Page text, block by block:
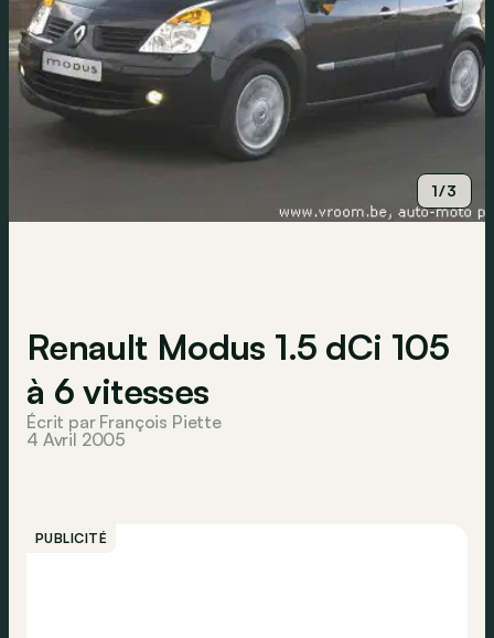
1/3
Renault Modus 1.5 dCi 105
à 6 vitesses
Écrit par François Piette
4 Avril 2005
PUBLICITÉ